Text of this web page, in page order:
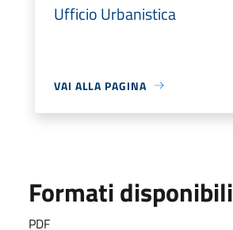
Ufficio Urbanistica
VAI ALLA PAGINA
Formati disponibili
PDF